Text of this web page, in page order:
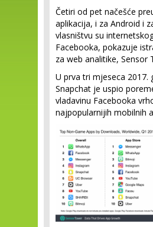
Četiri od pet načešće
aplikacija, i za Android i
vlasništvu su
Facebooka, pokazuje
za web analitike, Sensor
U prva tri mjeseca 2017.
Snapchat je uspio
vladavinu Facebooka
najpopularnijih mobilnih